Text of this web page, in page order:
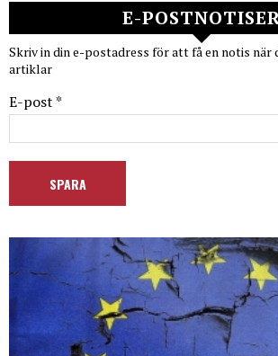
E-
Skriv in din e-postadress för att få en notis när
artiklar
E-post *